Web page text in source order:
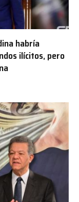
habría
ilícitos, pero